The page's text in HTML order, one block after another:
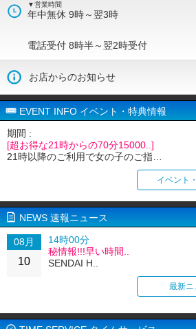
▼営業時間
年中無休 9時～翌3時
電話受付 8時半～翌2時受付
お店からのお知らせ
EVENT INFO イベント・特典情報
期間 :
[超お得な21時からの70分15000..]
21時以降のご利用で女の子のご指…
イベント
NEWS 速報ニュース
08月
10
14時00分
秘情報!!!早い時間..
SENDAI H..
最新ニ